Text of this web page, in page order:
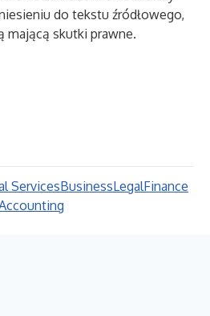
do tekstu źródłowego,
mającą skutki prawne.
ServicesBusinessLegalFinance